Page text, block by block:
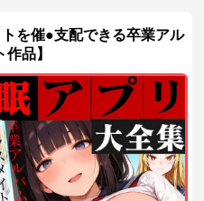
を催●支配できる卒業アル
品】